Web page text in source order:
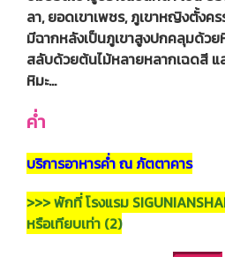
ลา, ยอดเขาเพชร, ภูเขาหญิงตั้งค
มีฉากหลังเป็นภูเขาสูงปกคลุมด้วย
สลับด้วยต้นไม้หลายหลากเฉดสี แ
หิมะ…
ค่ำ
บริการอาหารค่ำ ณ ภัตตาคาร
>>> พักที่ โรงแรม
หรือเทียบเท่า (2)